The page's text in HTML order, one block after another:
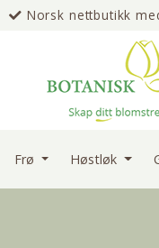
Norsk nettbutikk
Frø Høstløk